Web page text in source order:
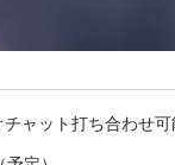
チャット打ち合わせ